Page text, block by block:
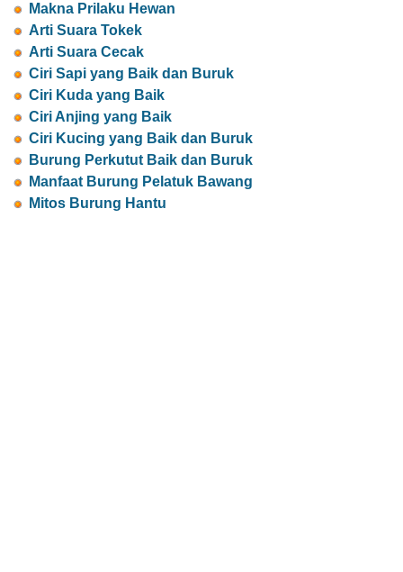
Makna Prilaku Hewan
Arti Suara Tokek
Arti Suara Cecak
Ciri Sapi yang Baik dan Buruk
Ciri Kuda yang Baik
Ciri Anjing yang Baik
Ciri Kucing yang Baik dan Buruk
Burung Perkutut Baik dan Buruk
Manfaat Burung Pelatuk Bawang
Mitos Burung Hantu